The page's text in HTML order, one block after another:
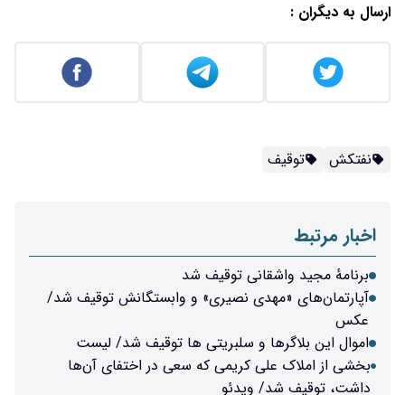
ارسال به دیگران :
نفتکش توقیف
اخبار مرتبط
برنامهٔ مجید واشقانی توقیف شد
آپارتمان‌های «مهدی نصیری» و وابستگانش توقیف شد/
عکس
اموال این بلاگرها و سلبریتی ها توقیف شد/ لیست
بخشی از املاک علی کریمی که سعی در اختفای آن‌ها
داشت، توقیف شد/ ویدئو